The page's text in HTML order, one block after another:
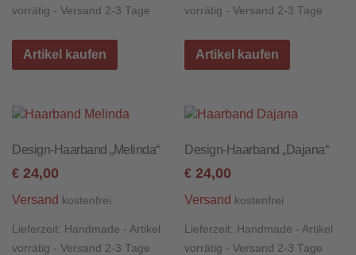
vorrätig - Versand 2-3 Tage
Artikel kaufen
vorrätig - Versand 2-3 Tage
Artikel kaufen
Design-Haarband „Melinda“
€ 24,00
Versand kostenfrei
Lieferzeit: Handmade - Artikel
vorrätig - Versand 2-3 Tage
Design-Haarband „Dajana“
€ 24,00
Versand kostenfrei
Lieferzeit: Handmade - Artikel
vorrätig - Versand 2-3 Tage